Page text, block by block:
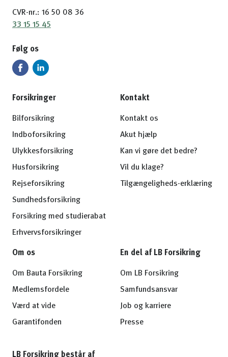
CVR-nr.: 16 50 08 36
33 15 15 45
Følg os
Forsikringer
Bilforsikring
Indboforsikring
Ulykkesforsikring
Husforsikring
Rejseforsikring
Sundhedsforsikring
Forsikring med studierabat
Erhvervsforsikringer
Kontakt
Kontakt os
Akut hjælp
Kan vi gøre det bedre?
Vil du klage?
Tilgængeligheds-erklæring
Om os
Om Bauta Forsikring
Medlemsfordele
Værd at vide
Garantifonden
En del af LB Forsikring
Om LB Forsikring
Samfundsansvar
Job og karriere
Presse
LB Forsikring består af